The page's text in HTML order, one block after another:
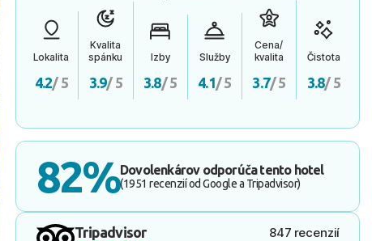
Lokalita
4.2/ 5
Kvalita
spánku
3.9/ 5
Izby
3.8/ 5
Služby
4.1/ 5
Cena/
kvalita
3.7/ 5
Čistota
3.8/ 5
82%Dovolenkárov odporúča tento hotel
(1951 recenzií od Google a Tripadvisor)
Tripadvisor 847 recenzií